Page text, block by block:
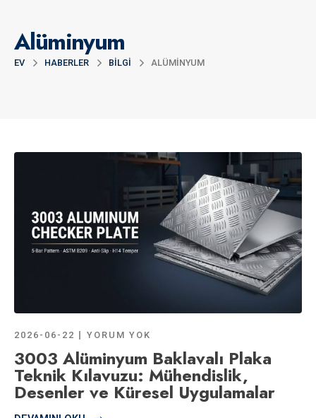
Alüminyum
EV HABERLER BILGI ALÜMINYUM
2026-06-22 YORUM YOK
3003 Alüminyum Baklavalı Plaka
Teknik Kılavuzu: Mühendislik,
Desenler ve Küresel Uygulamalar